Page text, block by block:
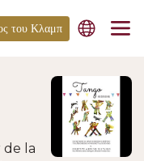
του Κλαμπ
de la